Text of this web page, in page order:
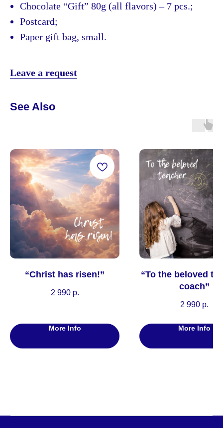
Chocolate “Gift” 80g (all flavors) – 7 pcs.;
Postcard;
Paper gift bag, small.
Leave a request
See Also
“Christ has risen!”
2 990 р.
More Info
“To the beloved
coach”
2 990 р.
More Info
info@1717.ru
+7 985 333 17 17
О бренде
О нас
Напишите нам